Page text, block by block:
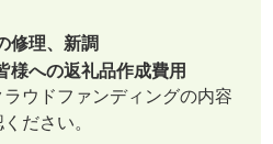
修理、新調
への返礼品作成費用
ウドファンディングの内容
ださい。